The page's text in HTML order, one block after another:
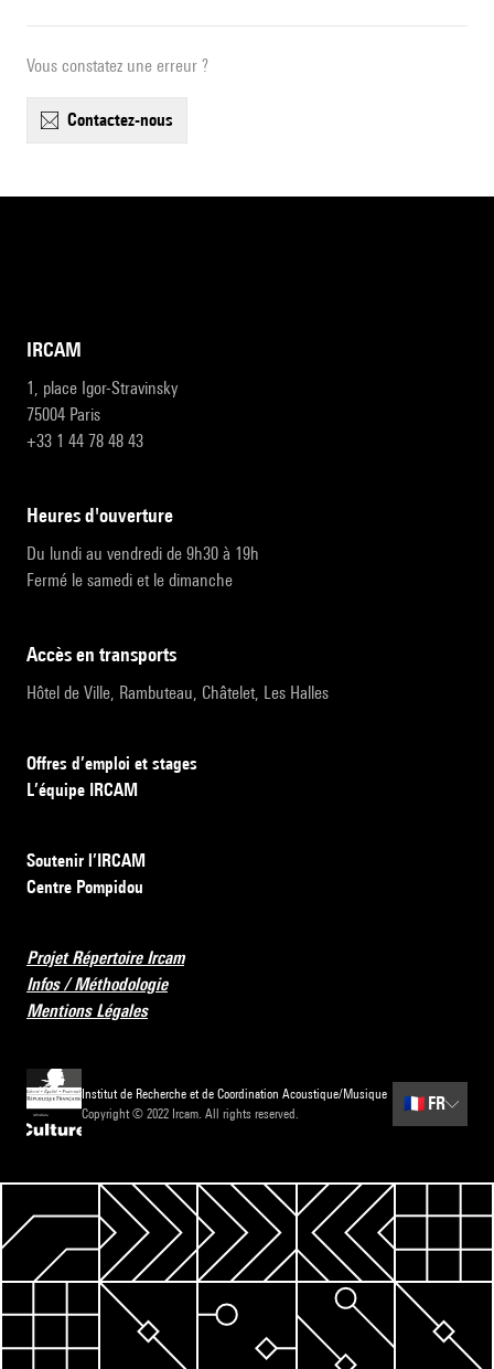
Vous constatez une erreur ?
contactez-nous
IRCAM
1, place Igor-Stravinsky
75004 Paris
+33 1 44 78 48 43
heures d'ouverture
Du lundi au vendredi de 9h30 à 19h
Fermé le samedi et le dimanche
accès en transports
Hôtel de Ville, Rambuteau, Châtelet, Les Halles
Offres d’emploi et stages
L’équipe IRCAM
Soutenir l’IRCAM
Centre Pompidou
Projet Répertoire Ircam
Infos / Méthodologie
Mentions Légales
Institut de Recherche et de Coordination Acoustique/Musique
Copyright © 2022 Ircam. All rights reserved.
🇫🇷 FR